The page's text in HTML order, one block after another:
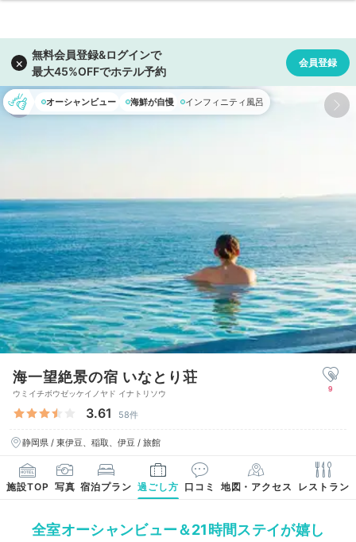
オーシャンビュー 海鮮が自慢 インフィニティ風呂
海一望絶景の宿 いなとり荘
ウミイチボウゼッケイノヤド イナトリソウ
3.61 58件
静岡県 / 東伊豆、稲取、伊豆 / 旅館
9
施設TOP 写真 宿泊プラン 過ごし方 口コミ 地図・アクセス レストラン
全室オーシャンビュー＆21時間ステイが嬉し